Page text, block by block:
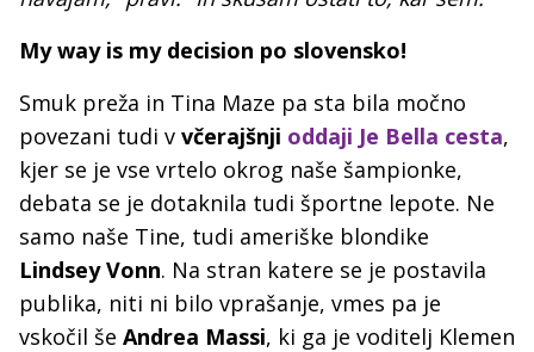
My way is my decision po slovensko!
Smuk preža in Tina Maze pa sta bila močno
povezani tudi v včerajšnji oddaji Je Bella cesta,
kjer se je vse vrtelo okrog naše šampionke,
debata se je dotaknila tudi športne lepote. Ne
samo naše Tine, tudi ameriške blondike
Lindsey Vonn. Na stran katere se je postavila
publika, niti ni bilo vprašanje, vmes pa je
vskočil še Andrea Massi, ki ga je voditelj Klemen